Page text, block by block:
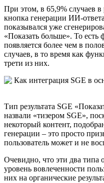
При этом, в 65,9% случаев в
кнопка генерации ИИ-
показывался уже
«Показать больше». То есть
появляется более чем в
случаев, в то время как
трети из них.
Тип результата SGE
назвали «тизером SGE»,
некоторый контент,
генерации – это просто
пользователь может и не
Очевидно, что эти два типа
уровень вовлеченности
них на органические